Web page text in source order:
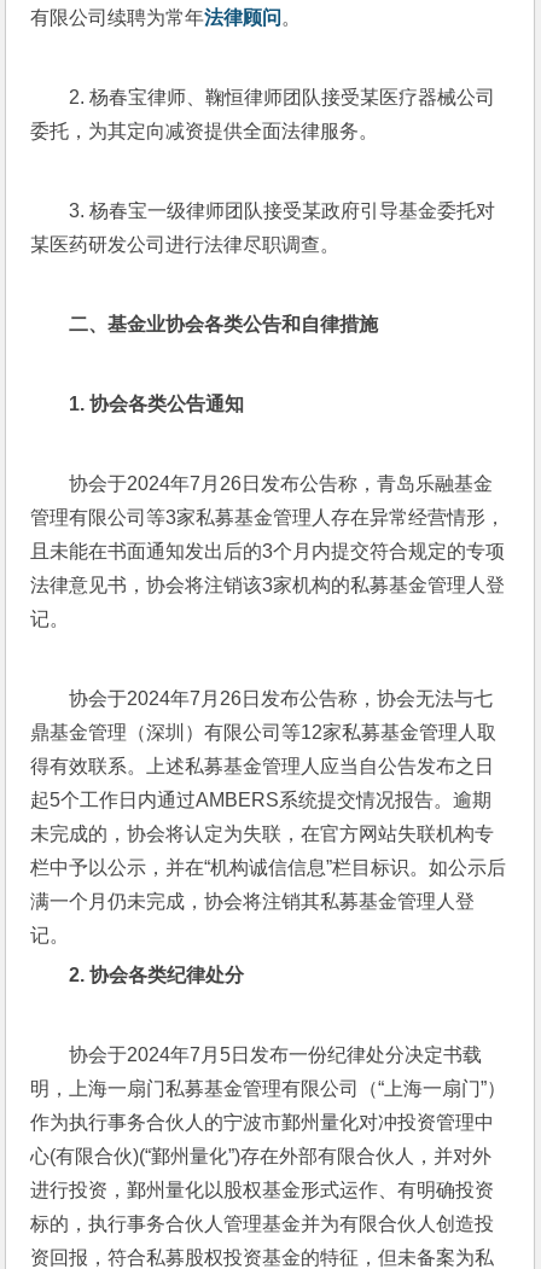
有限公司续聘为常年法律顾问 。
2. 杨春宝律师、鞠恒律师团队接受某医疗器械公司
委托，为其定向减资提供全面法律服务。
3. 杨春宝一级律师团队接受某政府引导基金委托对
某医药研发公司进行法律尽职调查。
二、基金业协会各类公告和自律措施
1. 协会各类公告通知
协会于2024年7月26日发布公告称，青岛乐融基金
管理有限公司等3家私募基金管理人存在异常经营情形，
且未能在书面通知发出后的3个月内提交符合规定的专项
法律意见书，协会将注销该3家机构的私募基金管理人登
记。
协会于2024年7月26日发布公告称，协会无法与七
鼎基金管理（深圳）有限公司等12家私募基金管理人取
得有效联系。上述私募基金管理人应当自公告发布之日
起5个工作日内通过AMBERS系统提交情况报告。逾期
未完成的，协会将认定为失联，在官方网站失联机构专
栏中予以公示，并在“机构诚信信息”栏目标识。如公示后
满一个月仍未完成，协会将注销其私募基金管理人登
记。
2. 协会各类纪律处分
协会于2024年7月5日发布一份纪律处分决定书载
明，上海一扇门私募基金管理有限公司（“上海一扇门”）
作为执行事务合伙人的宁波市鄞州量化对冲投资管理中
心(有限合伙)(“鄞州量化”)存在外部有限合伙人，并对外
进行投资，鄞州量化以股权基金形式运作、有明确投资
标的，执行事务合伙人管理基金并为有限合伙人创造投
资回报，符合私募股权投资基金的特征，但未备案为私